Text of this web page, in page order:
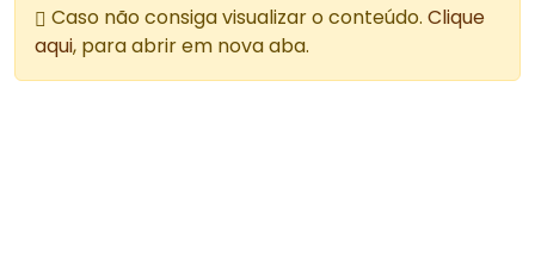
Caso não consiga visualizar o conteúdo. Clique
aqui, para abrir em nova aba.